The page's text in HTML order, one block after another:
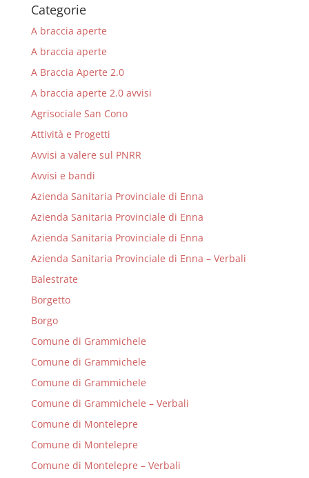
Categorie
A braccia aperte
A braccia aperte
A Braccia Aperte 2.0
A braccia aperte 2.0 avvisi
Agrisociale San Cono
Attività e Progetti
Avvisi a valere sul PNRR
Avvisi e bandi
Azienda Sanitaria Provinciale di Enna
Azienda Sanitaria Provinciale di Enna
Azienda Sanitaria Provinciale di Enna
Azienda Sanitaria Provinciale di Enna – Verbali
Balestrate
Borgetto
Borgo
Comune di Grammichele
Comune di Grammichele
Comune di Grammichele
Comune di Grammichele – Verbali
Comune di Montelepre
Comune di Montelepre
Comune di Montelepre – Verbali